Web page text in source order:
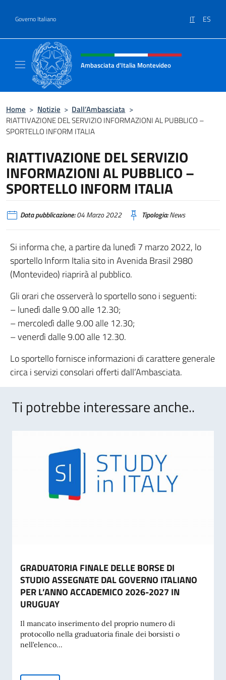
Governo Italiano IT ES
Intestazione sito, social e menù
Ambasciata d'Italia Montevideo
Home > Notizie > Dall’Ambasciata >
RIATTIVAZIONE DEL SERVIZIO INFORMAZIONI AL PUBBLICO –
SPORTELLO INFORM ITALIA
RIATTIVAZIONE DEL SERVIZIO
INFORMAZIONI AL PUBBLICO –
SPORTELLO INFORM ITALIA
Data pubblicazione:04 Marzo 2022 Tipologia:News
Si informa che, a partire da lunedì 7 marzo 2022, lo
sportello Inform Italia sito in Avenida Brasil 2980
(Montevideo) riaprirà al pubblico.
Gli orari che osserverà lo sportello sono i seguenti:
– lunedì dalle 9.00 alle 12.30;
– mercoledì dalle 9.00 alle 12.30;
– venerdì dalle 9.00 alle 12.30.
Lo sportello fornisce informazioni di carattere generale
circa i servizi consolari offerti dall’Ambasciata.
Ti potrebbe interessare anche..
GRADUATORIA FINALE DELLE BORSE DI
STUDIO ASSEGNATE DAL GOVERNO ITALIANO
PER L’ANNO ACCADEMICO 2026-2027 IN
URUGUAY
Il mancato inserimento del proprio numero di
protocollo nella graduatoria finale dei borsisti o
nell’elenco...